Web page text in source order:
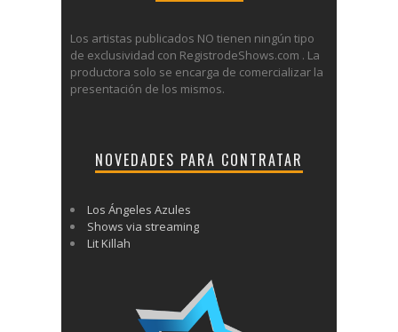
Los artistas publicados NO tienen ningún tipo
de exclusividad con RegistrodeShows.com . La
productora solo se encarga de comercializar la
presentación de los mismos.
NOVEDADES PARA CONTRATAR
Los Ángeles Azules
Shows via streaming
Lit Killah